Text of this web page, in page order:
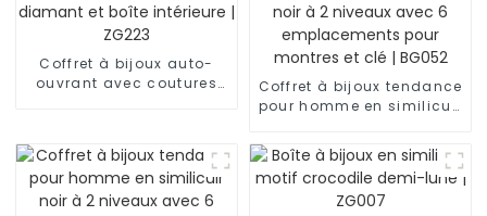
Coffret à bijoux auto-
ouvrant avec coutures
Coffret à bijoux tendance
pour homme en similicuir
emplacements pour
montres et clé | BG052